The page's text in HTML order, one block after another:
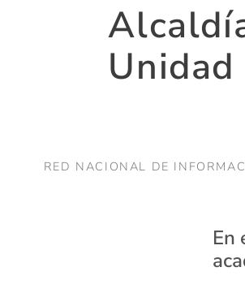
RED NACIONAL DE
En